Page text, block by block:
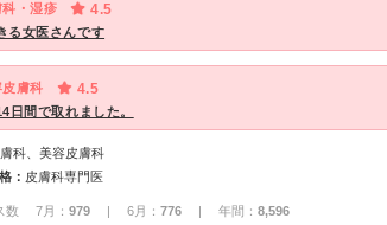
科・湿疹 4.5
る女医さんです
膚科 4.5
日間で取れました。
科、美容皮膚科
： 皮膚科専門医
数 7月： 979 | 6月： 776 | 年間： 8,596